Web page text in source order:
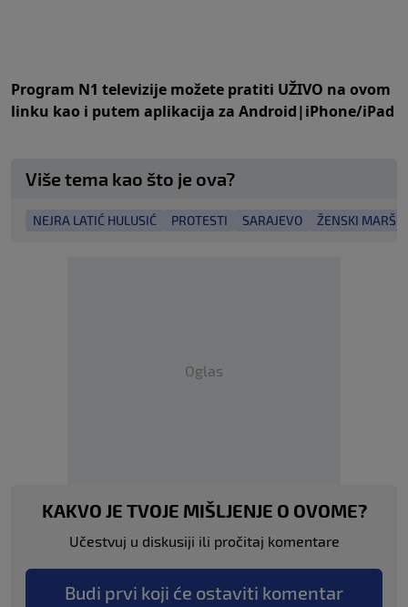
Program N1 televizije možete pratiti UŽIVO na ovom
linku kao i putem aplikacija za Android|iPhone/iPad
Više tema kao što je ova?
NEJRA LATIĆ HULUSIĆ PROTESTI SARAJEVO ŽENSKI MARŠ
Oglas
KAKVO JE TVOJE MIŠLJENJE O OVOME?
Učestvuj u diskusiji ili pročitaj komentare
Budi prvi koji će ostaviti komentar